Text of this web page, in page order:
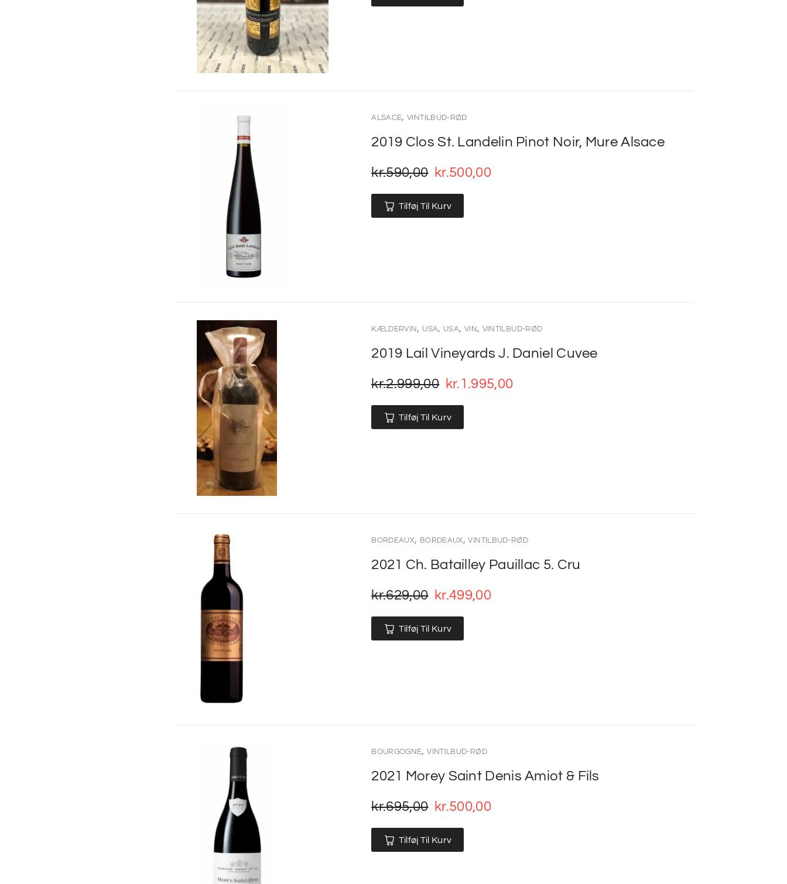
ALSACE,VINTILBUD-RØD
2019 Clos St. Landelin Pinot Noir, Mure Alsace
kr.590,00 kr.500,00
Tilføj Til Kurv
KÆLDERVIN , USA, USA, VIN , VINTILBUD-RØD
2019 Lail Vineyards J. Daniel Cuvee
kr.2.999,00 kr. 1.995,00
Tilføj Til Kurv
BORDEAUX, BORDEAUX,VINTILBUD-RØD
2021 Ch. Batailley Pauillac 5. Cru
kr.629,00 kr.499,00
Tilføj Til Kurv
BOURGOGNE,VINTILBUD-RØD
2021 Morey Saint Denis Amiot & Fils
kr.695,00 kr.500,00
Tilføj Til Kurv